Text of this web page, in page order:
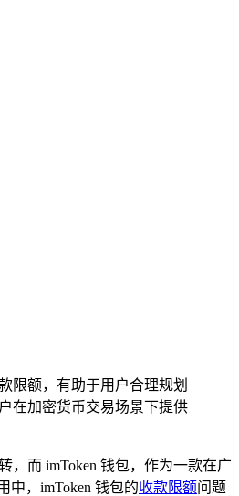
限额，有助于用户合理规划
在加密货币交易场景下提供
而 imToken 钱包，作为一款在广
中，imToken 钱包的收款限额问题